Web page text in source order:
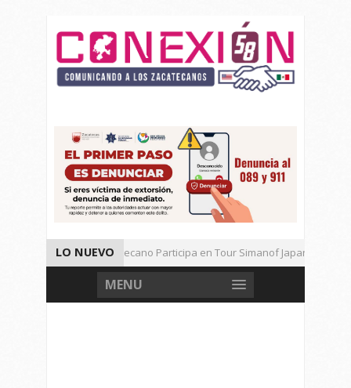
LO NUEVO
Universitario Zacatecano Participa en Tour Simanof Japan 2026
Implementa SAMA Estrategia de Reciclaje con Empresa PetStar
MENU